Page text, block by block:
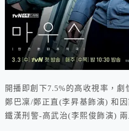
開播即創下7.5%的高收視率，
鄭巴凜/鄭正直(李昇基飾演) 和
鐵漢刑警-高武治(李熙俊飾演)